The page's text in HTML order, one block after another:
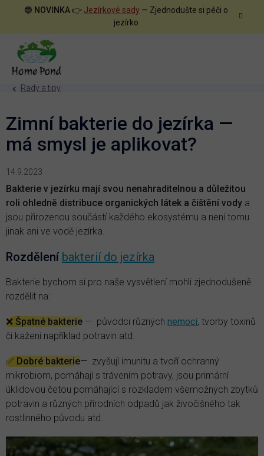
🔵 NOVINKA 👉 Jezírkové sady — Zjednodušte si péči o
jezírko
Rady a tipy
Zimní bakterie do jezírka —
má smysl je aplikovat?
14.9.2023
Bakterie v jezírku mají svou nenahraditelnou a důležitou
roli ohledně distribuce organických látek a čištění vody a
jsou přirozenou součástí každého ekosystému a není tomu
jinak ani ve vodě jezírka.
Rozdělení bakterií do jezírka
Bakterie bychom si pro naše vysvětlení mohli zjednodušeně
rozdělit na:
❌ Špatné bakterie — původci různých nemocí, tvorby toxinů
či kažení například potravin atd.
✅ Dobré bakterie— zvyšují imunitu a tvoří ochranný
mikrobiom, pomáhají s trávením potravy, jsou primární
úklidovou četou pomáhající s rozkladem všemožných zbytků
potravin a různých přírodních odpadů jak živočišného tak
rostlinného původu atd.